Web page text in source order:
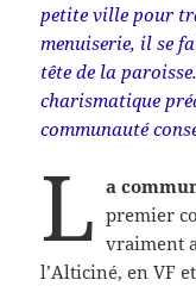
petite ville pour
menuiserie, il se
tête de la
charismatique
communauté
L a
premier
vraiment
l’Alticiné, en VF